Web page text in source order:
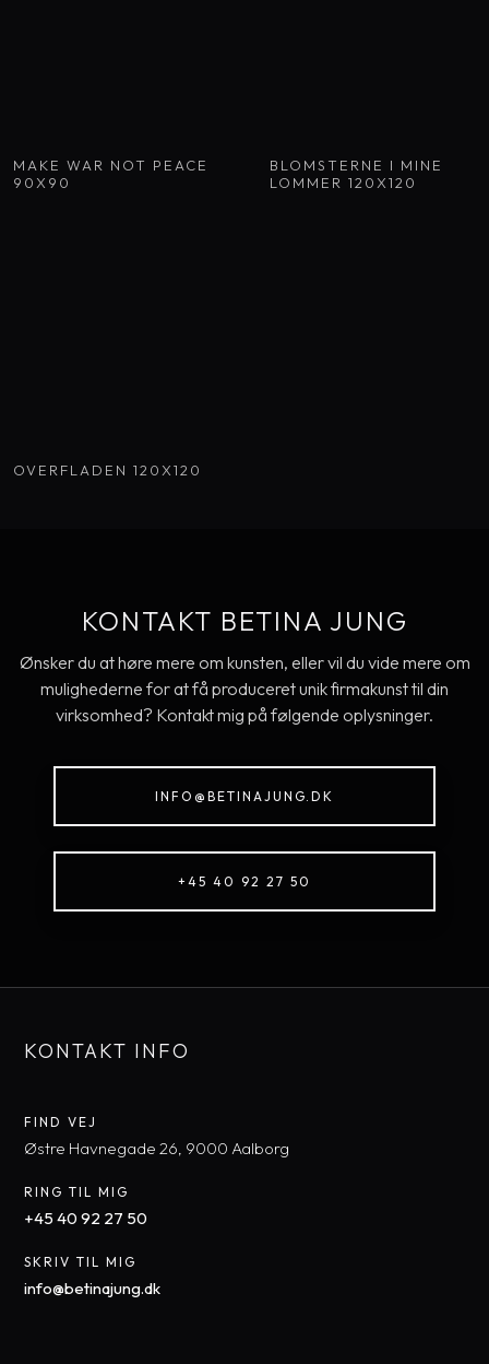
MAKE WAR NOT PEACE
90X90
BLOMSTERNE I MINE
LOMMER 120X120
OVERFLADEN 120X120
KONTAKT BETINA JUNG
Ønsker du at høre mere om kunsten, eller vil du vide mere om
mulighederne for at få produceret unik firmakunst til din
virksomhed? Kontakt mig på følgende oplysninger.
INFO@BETINAJUNG.DK
+45 40 92 27 50​
KONTAKT INFO
FIND VEJ​
​Østre Havnegade 26, 9000 Aal​borg
RING TIL MIG
+45 40 92 27 50​
SKRIV TIL MIG
​info@betinajung.dk​